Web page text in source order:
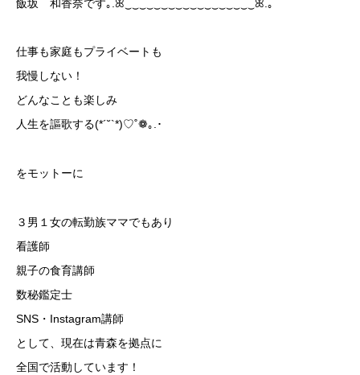
飯坂 和香奈です｡.ꕤ‿‿‿‿‿‿‿‿‿‿‿‿‿‿‿‿‿‿ꕤ.｡
仕事も家庭もプライベートも
我慢しない！
どんなことも楽しみ
人生を謳歌する(*´˘`*)♡˚❁｡.･
をモットーに
３男１女の転勤族ママでもあり
看護師
親子の食育講師
数秘鑑定士
SNS・Instagram講師
として、現在は青森を拠点に
全国で活動しています！